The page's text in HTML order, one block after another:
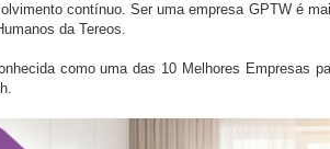
contínuo. Ser uma empresa GPTW é
da Tereos.
como uma das 10 Melhores Empresas